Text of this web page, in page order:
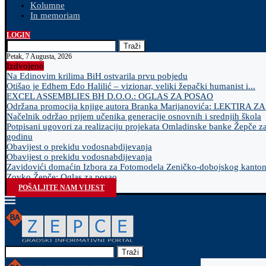
Kolumne
In memoriam
LOGIN
Traži
Petak, 7 Augusta, 2026
Izdvojeno
Na Edinovim krilima BiH ostvarila prvu pobjedu
Otišao je Edhem Edo Halilić – vizionar, veliki žepački humanist i...
EXCEL ASSEMBLIES BH D.O.O.: OGLAS ZA POSAO
Održana promocija knjige autora Branka Marijanovića: LEKTIRA
Načelnik održao prijem učenika generacije osnovnih i srednjih škola
Potpisani ugovori za realizaciju projekata Omladinske banke Žepče
godinu
Obavijest o prekidu vodosnabdijevanja
Obavijest o prekidu vodosnabdijevanja
Zavidovići domaćin Izbora za Fotomodela Zeničko-dobojskog
Zovko Žepče: Oglas za posao
POŠALJITE NAM VIJEST
Traži